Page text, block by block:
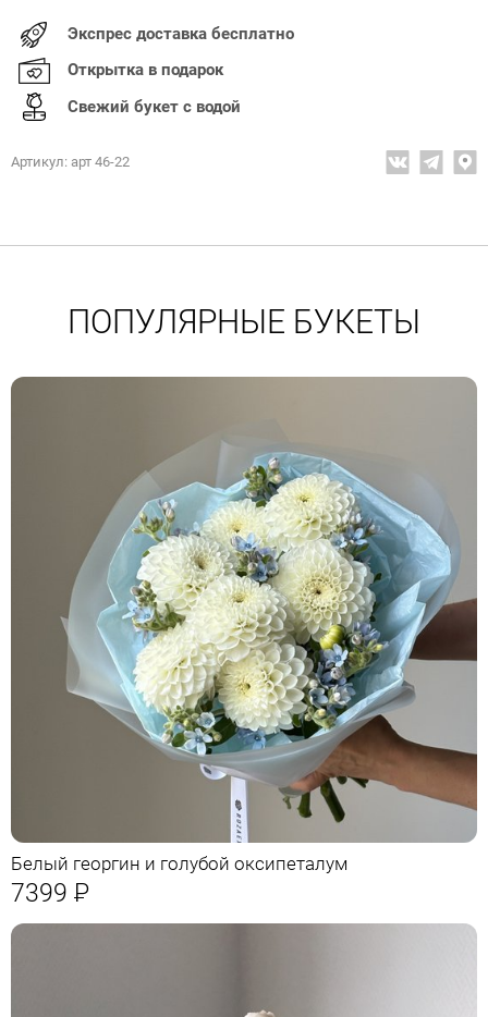
Экспрес доставка бесплатно
Открытка в подарок
Свежий букет с водой
Артикул: арт 46-22
ПОПУЛЯРНЫЕ БУКЕТЫ
Белый георгин и голубой оксипеталум
7399 Р